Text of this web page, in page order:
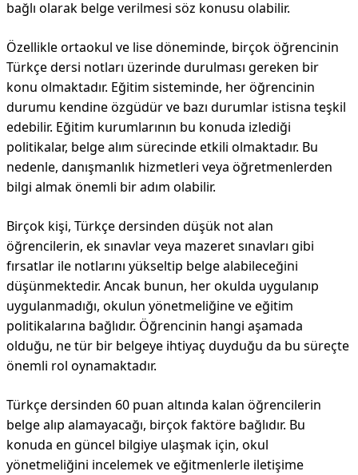
bağlı olarak belge verilmesi söz konusu olabilir.
Özellikle ortaokul ve lise döneminde, birçok öğrencinin
Türkçe dersi notları üzerinde durulması gereken bir
konu olmaktadır. Eğitim sisteminde, her öğrencinin
durumu kendine özgüdür ve bazı durumlar istisna teşkil
edebilir. Eğitim kurumlarının bu konuda izlediği
politikalar, belge alım sürecinde etkili olmaktadır. Bu
nedenle, danışmanlık hizmetleri veya öğretmenlerden
bilgi almak önemli bir adım olabilir.
Birçok kişi, Türkçe dersinden düşük not alan
öğrencilerin, ek sınavlar veya mazeret sınavları gibi
fırsatlar ile notlarını yükseltip belge alabileceğini
düşünmektedir. Ancak bunun, her okulda uygulanıp
uygulanmadığı, okulun yönetmeliğine ve eğitim
politikalarına bağlıdır. Öğrencinin hangi aşamada
olduğu, ne tür bir belgeye ihtiyaç duyduğu da bu süreçte
önemli rol oynamaktadır.
Türkçe dersinden 60 puan altında kalan öğrencilerin
belge alıp alamayacağı, birçok faktöre bağlıdır. Bu
konuda en güncel bilgiye ulaşmak için, okul
yönetmeliğini incelemek ve eğitmenlerle iletişime